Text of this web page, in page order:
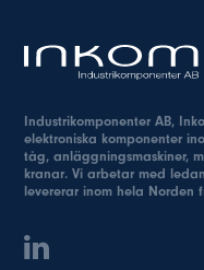
Industrikomponenter AB,
elektroniska komponenter
tåg, anläggningsmaskiner,
kranar. Vi arbetar med
levererar inom hela Norden